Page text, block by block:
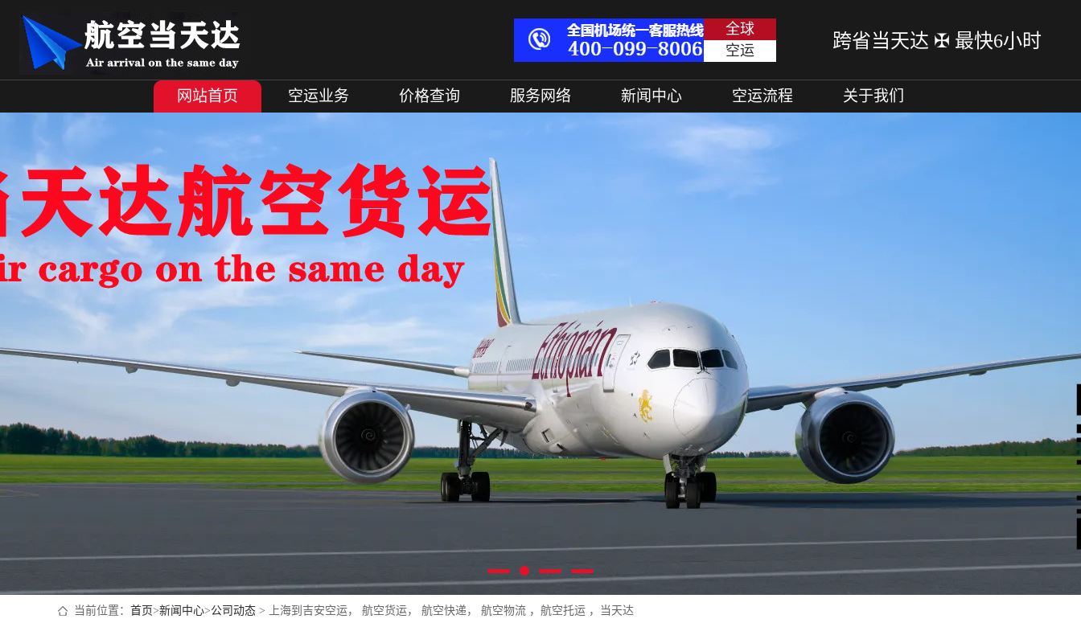
跨省当天达 ✠ 最快6小时
全球
空运
网站首页 空运业务 价格查询 服务网络 新闻中心 空运流程 关于我们
当前位置： 首页>新闻中心>公司动态 > 上海到吉安空运， 航空货运， 航空快递， 航空物流 ，航空托运 ，当天达